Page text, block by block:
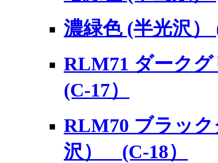
濃緑色 (半光沢）
RLM71 ダーク
(C-17）
RLM70 ブラッ
沢） (C-18）